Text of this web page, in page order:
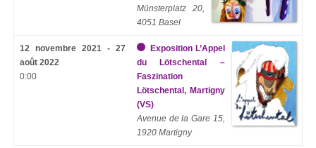
Münsterplatz 20,
4051 Basel
12 novembre 2021 - 27
août 2022
0:00
Exposition L’Appel
du Lötschental –
Faszination
Lötschental, Martigny
(VS)
Avenue de la Gare 15,
1920 Martigny